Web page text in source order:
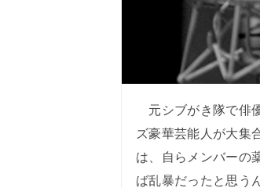
元シブがき隊で俳
ズ豪華芸能人が大集
は、自らメンバーの
ば乱暴だったと思う